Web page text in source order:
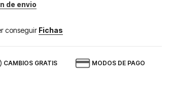
de envio
conseguir Fichas
CAMBIOS GRATIS MODOS DE PAGO